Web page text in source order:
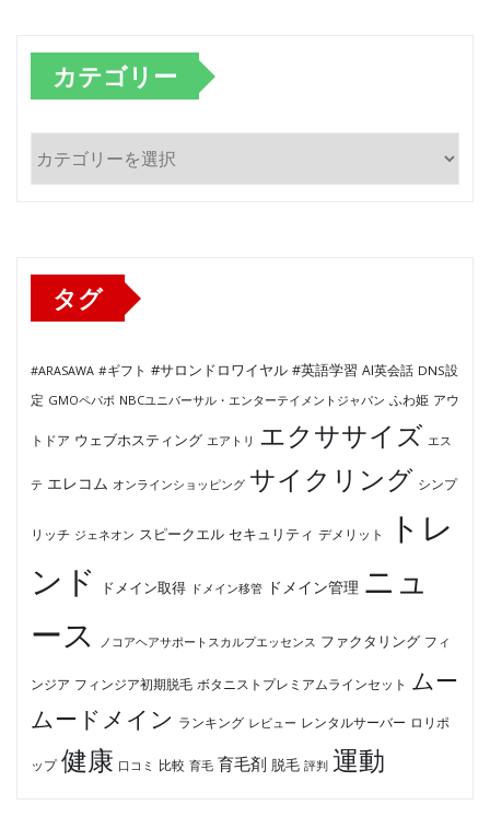
カテゴリー
テ
タグ
#ARASAWA #ギフト #サロンドロワイヤル #英語学習 AI英会話 DNS設
定 GMOペパボ NBCユニバーサル・エンターテイメントジャパン ふわ姫 アウ
トドア ウェブホスティング エアトリ エクササイズ エス
テ エレコム オンラインショッピング サイクリング シンプ
リッチ ジェネオン スピークエル セキュリティ デメリット
トレ
ンド
ドメイン取得 ドメイン移管 ドメイン管理 ニュ
ース
ノコアヘアサポートスカルプエッセンス ファクタリング フィ
ンジア フィンジア初期脱毛 ボタニストプレミアムラインセット ムー
ムードメイン ランキング レビュー レンタルサーバー ロリポ
ップ 健康 口コミ 比較 育毛 育毛剤 脱毛 評判 運動